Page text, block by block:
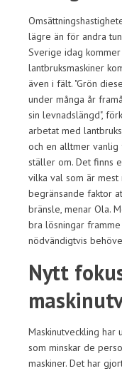
lägre än för andra
Sverige idag
lantbruksmaskiner
även i fält. "Grön
under många år
sin levnadslängd",
arbetat med
och en alltmer vanlig
ställer om. Det finns
vilka val som är
begränsande faktor
bränsle, menar Ola.
bra lösningar framme
nödvändigtvis
Nytt
Maskinutveckling
som minskar de
maskiner. Det har